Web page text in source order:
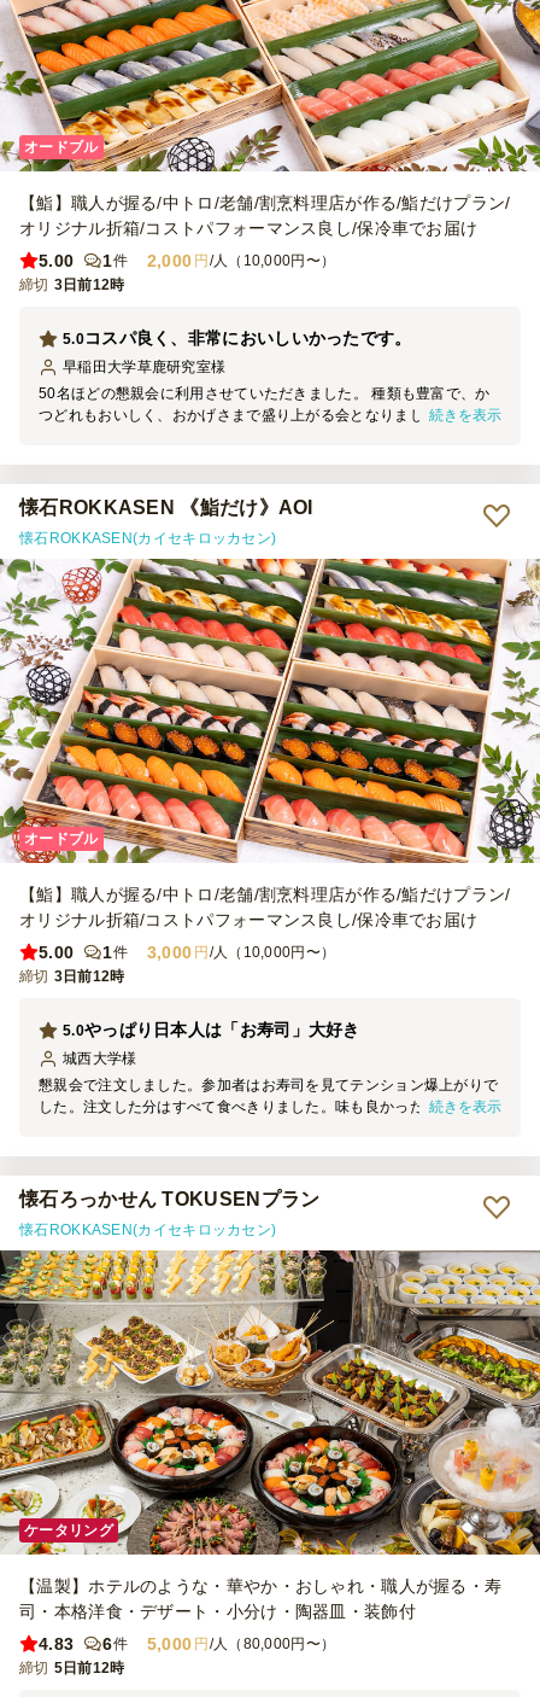
オードブル
【鮨】職人が握る/中トロ/老舗/割烹料理店が作る/鮨だけプラン/
オリジナル折箱/コストパフォーマンス良し/保冷車でお届け
5.00
1件 2,000 円 /人（10,000円〜）
締切 3日前12時
コスパ良く、非常においしいかったです。
5.0
早稲田大学草鹿研究室様
50名ほどの懇親会に利用させていただきました。 種類も豊富で、か
つどれもおいしく、おかげさまで盛り上がる会となりました。 時間
続きを表示
懐石ROKKASEN 《鮨だけ》AOI
懐石ROKKASEN(カイセキロッカセン)
オードブル
【鮨】職人が握る/中トロ/老舗/割烹料理店が作る/鮨だけプラン/
オリジナル折箱/コストパフォーマンス良し/保冷車でお届け
5.00
1件 3,000 円 /人（10,000円〜）
締切 3日前12時
やっぱり日本人は「お寿司」大好き
5.0
城西大学様
懇親会で注文しました。参加者はお寿司を見てテンション爆上がりで
した。注文した分はすべて食べきりました。味も良かったですし、何
トロも美味しかったです。ただしお醤油がたりなかったので、その分
★を３にしました。お皿とお箸のサービスはありがたったです。で
も、お醤油が足りないのには閉口しました。近くのコンビニで小ボト
ルを購入して乗り切りました。パック醤油より小ボトルが欲しかった
です。でも味・量ともに大満足です。また注文します。
続きを表示
懐石ろっかせん TOKUSENプラン
懐石ROKKASEN(カイセキロッカセン)
ケータリング
【温製】ホテルのような・華やか・おしゃれ・職人が握る・寿
司・本格洋食・デザート・小分け・陶器皿・装飾付
4.83
6件 5,000 円 /人（80,000円〜）
締切 5日前12時